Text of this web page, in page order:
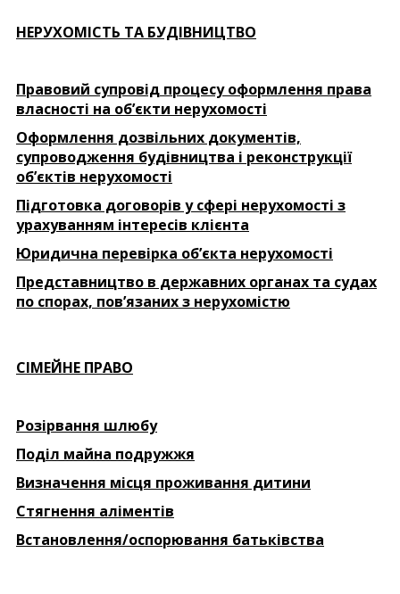
НЕРУХОМІСТЬ ТА БУДІВНИЦТВО
Правовий супровід процесу оформлення права
власності на об’єкти нерухомості
Оформлення дозвільних документів,
супроводження будівництва і реконструкції
об’єктів нерухомості
Підготовка договорів у сфері нерухомості з
урахуванням інтересів клієнта
Юридична перевірка об’єкта нерухомості
Представництво в державних органах та судах
по спорах, пов’язаних з нерухомістю
СІМЕЙНЕ ПРАВО
Розірвання шлюбу
Поділ майна подружжя
Визначення місця проживання дитини
Стягнення аліментів
Встановлення/оспорювання батьківства